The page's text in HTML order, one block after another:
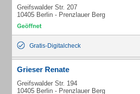
Greifswalder Str. 207
10405 Berlin - Prenzlauer Berg
Gratis-Digitalcheck
Grieser Renate
Greifswalder Str. 194
10405 Berlin - Prenzlauer Berg